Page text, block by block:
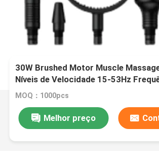
30W Brushed Motor Muscle
Níveis de Velocidade 15-53Hz
Recuperação Muscular, Ecrã LCD
MOQ：1000pcs
Melhor preço